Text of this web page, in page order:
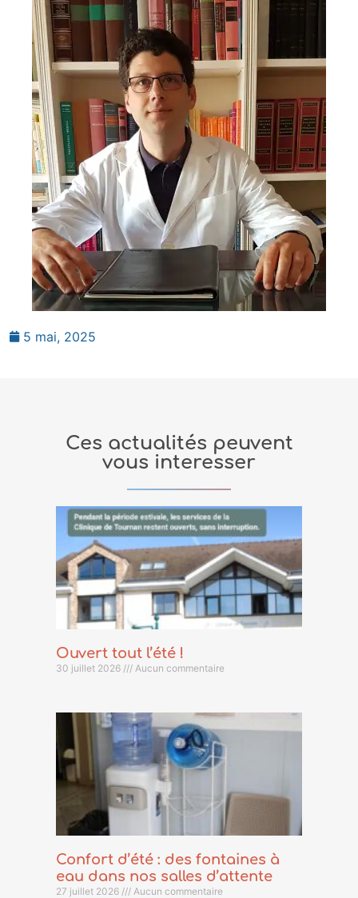
5 mai, 2025
Ces actualités peuvent
vous interesser
Ouvert tout l’été !
30 juillet 2026 Aucun commentaire
Confort d’été : des fontaines à
eau dans nos salles d’attente
27 juillet 2026 Aucun commentaire